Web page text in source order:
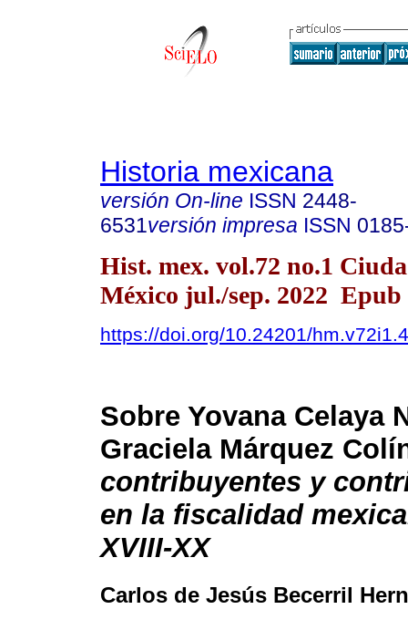
Historia mexicana
versión On-line ISSN 2448-
6531versión impresa ISSN
Hist. mex. vol.72 no.1
México jul./sep. 2022 Epub
https://doi.org/10.24201/
Sobre Yovana Celaya
Graciela Márquez
contribuyentes y
en la fiscalidad
XVIII-XX
Carlos de Jesús Becerril